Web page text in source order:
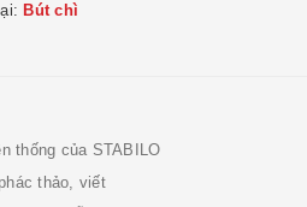
Bút chì
thống của STABILO
thảo, viết